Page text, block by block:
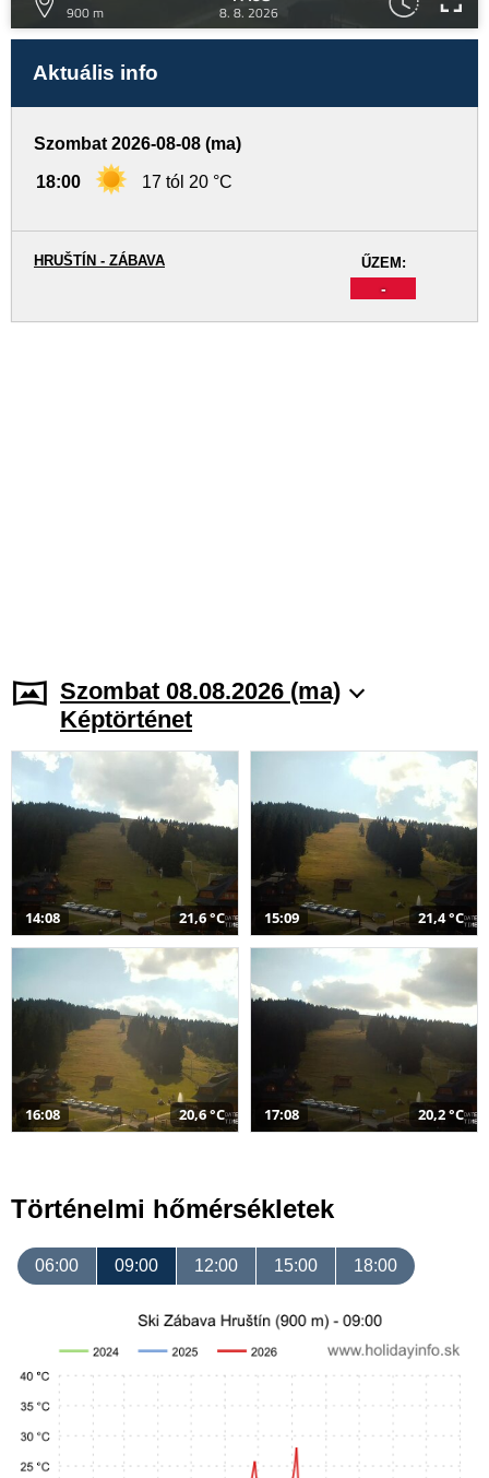
900 m
8. 8. 2026
Aktuális info
Szombat 2026-08-08 (ma)
18:00 17 tól 20 °C
ŰZEM:
-
HRUŠTÍN - ZÁBAVA
Szombat 08.08.2026 (ma)
Képtörténet
14:08 21,6 °C 15:09 21,4 °C
16:08 20,6 °C 17:08 20,2 °C
Történelmi hőmérsékletek
06:00 09:00 12:00 15:00 18:00